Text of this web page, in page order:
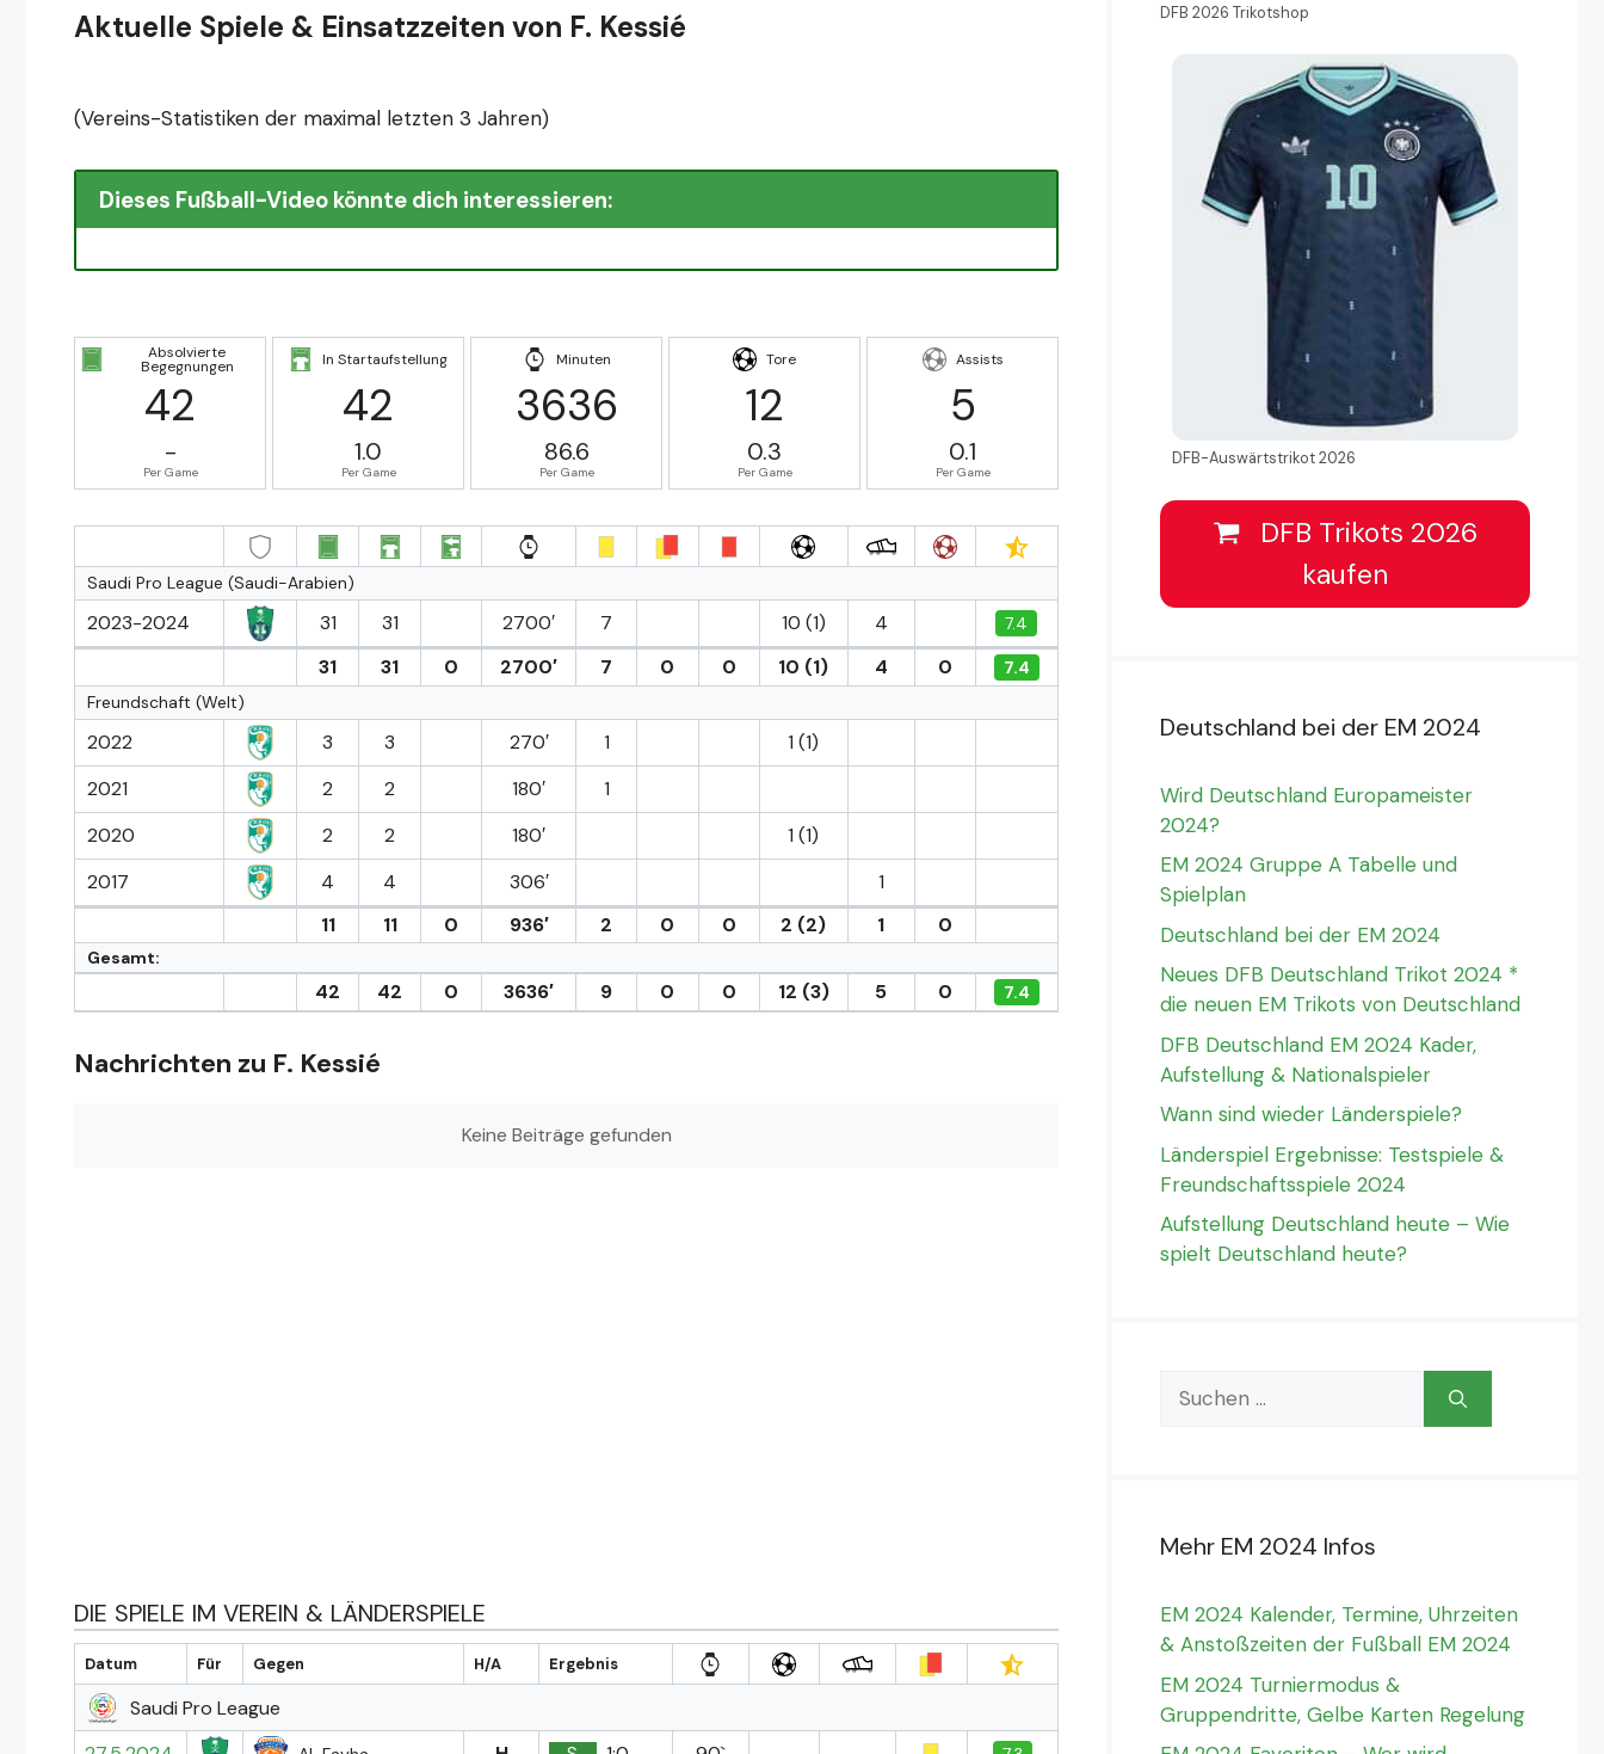
Aktuelle Spiele & Einsatzzeiten von F. Kessié
(Vereins-Statistiken der maximal letzten 3 Jahren)
Dieses Fußball-Video könnte dich interessieren:
Absolvierte
Begegnungen
42
-
Per Game
In Startaufstellung
42
1.0
Per Game
Minuten
3636
86.6
Per Game
Tore
12
0.3
Per Game
Assists
5
0.1
Per Game
Saudi Pro League (Saudi-Arabien)
2023-2024 31 31 2700′ 7 10 (1) 4 7.4
31 31 0 2700′ 7 0 0 10 (1) 4 0
7.4
Freundschaft (Welt)
2022 3 3 270′ 1
1 (1)
2021
2 2 180′
1
2020
2 2 180′
1 (1)
2017
4 4 306′
1
11
11 0 936′ 2 0 0 2 (2) 1 0
Gesamt:
42 42 0 3636′ 9 0 0 12 (3) 5 0 7.4
Nachrichten zu F. Kessié
Keine Beiträge gefunden
DIE SPIELE IM VEREIN & LÄNDERSPIELE
Datum Für Gegen H/A Ergebnis
Saudi Pro League
DFB 2026 Trikotshop
DFB-Auswärtstrikot 2026
DFB Trikots 2026
kaufen
Deutschland bei der EM 2024
Wird Deutschland Europameister
2024?
EM 2024 Gruppe A Tabelle und
Spielplan
Deutschland bei der EM 2024
Neues DFB Deutschland Trikot 2024 *
die neuen EM Trikots von Deutschland
DFB Deutschland EM 2024 Kader,
Aufstellung & Nationalspieler
Wann sind wieder Länderspiele?
Länderspiel Ergebnisse: Testspiele &
Freundschaftsspiele 2024
Aufstellung Deutschland heute – Wie
spielt Deutschland heute?
Suchen
nach:
Mehr EM 2024 Infos
EM 2024 Kalender, Termine, Uhrzeiten
& Anstoßzeiten der Fußball EM 2024
EM 2024 Turniermodus &
Gruppendritte, Gelbe Karten Regelung